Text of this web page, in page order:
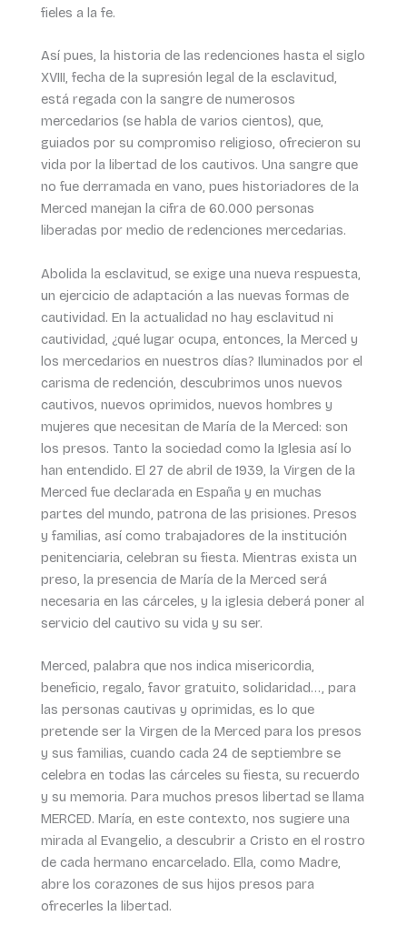
fieles a la fe.
Así pues, la historia de las redenciones hasta el siglo
XVIII, fecha de la supresión legal de la esclavitud,
está regada con la sangre de numerosos
mercedarios (se habla de varios cientos), que,
guiados por su compromiso religioso, ofrecieron su
vida por la libertad de los cautivos. Una sangre que
no fue derramada en vano, pues historiadores de la
Merced manejan la cifra de 60.000 personas
liberadas por medio de redenciones mercedarias.
Abolida la esclavitud, se exige una nueva respuesta,
un ejercicio de adaptación a las nuevas formas de
cautividad. En la actualidad no hay esclavitud ni
cautividad, ¿qué lugar ocupa, entonces, la Merced y
los mercedarios en nuestros días? Iluminados por el
carisma de redención, descubrimos unos nuevos
cautivos, nuevos oprimidos, nuevos hombres y
mujeres que necesitan de María de la Merced: son
los presos. Tanto la sociedad como la Iglesia así lo
han entendido. El 27 de abril de 1939, la Virgen de la
Merced fue declarada en España y en muchas
partes del mundo, patrona de las prisiones. Presos
y familias, así como trabajadores de la institución
penitenciaria, celebran su fiesta. Mientras exista un
preso, la presencia de María de la Merced será
necesaria en las cárceles, y la iglesia deberá poner al
servicio del cautivo su vida y su ser.
Merced, palabra que nos indica misericordia,
beneficio, regalo, favor gratuito, solidaridad…, para
las personas cautivas y oprimidas, es lo que
pretende ser la Virgen de la Merced para los presos
y sus familias, cuando cada 24 de septiembre se
celebra en todas las cárceles su fiesta, su recuerdo
y su memoria. Para muchos presos libertad se llama
MERCED. María, en este contexto, nos sugiere una
mirada al Evangelio, a descubrir a Cristo en el rostro
de cada hermano encarcelado. Ella, como Madre,
abre los corazones de sus hijos presos para
ofrecerles la libertad.